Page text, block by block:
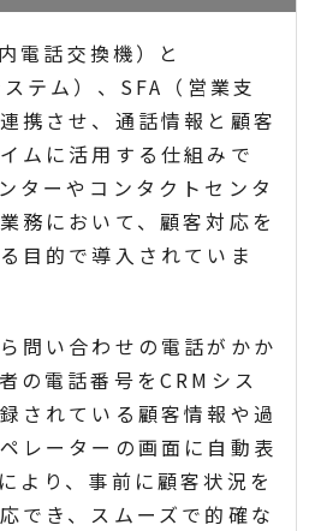
電話交換機）と
テム）、SFA（営業支
携させ、通話情報と顧客
ムに活用する仕組みで
ターやコンタクトセンタ
務において、顧客対応を
目的で導入されていま
問い合わせの電話がかか
の電話番号をCRMシス
されている顧客情報や過
レーターの画面に自動表
より、事前に顧客状況を
でき、スムーズで的確な